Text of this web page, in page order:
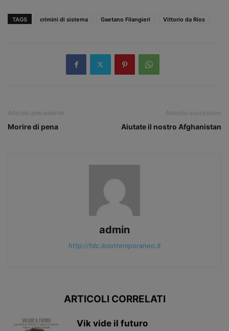
TAGS crimini di sistema Gaetano Filangieri Vittorio da Rios
Articolo precedente
Morire di pena
Articolo successivo
Aiutate il nostro Afghanistan
admin
http://fdc.ilcontemporaneo.it
ARTICOLI CORRELATI
Vik vide il futuro